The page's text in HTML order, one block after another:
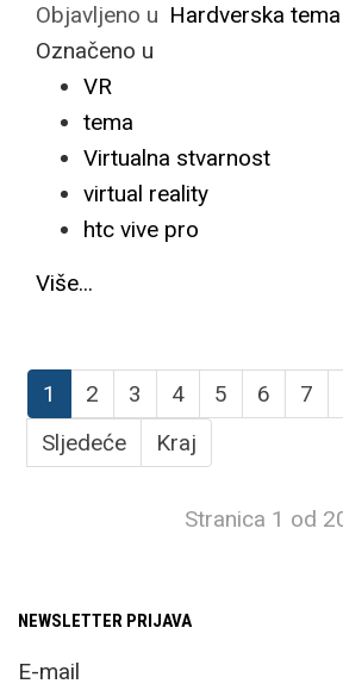
Objavljeno u Hardverska tema
Označeno u
VR
tema
Virtualna stvarnost
virtual reality
htc vive pro
Više...
1 2 3 4 5 6 7
Sljedeće
Kraj
Stranica 1 od
NEWSLETTER PRIJAVA
E-mail